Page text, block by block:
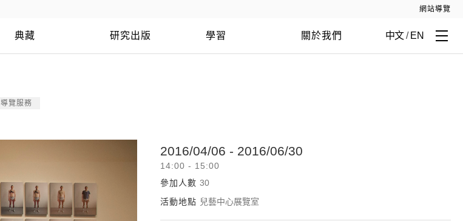
網站導覽
典藏 研究出版 學習 關於我們 中文 / EN
導覽服務
2016/04/06 - 2016/06/30
14:00 - 15:00
參加人數 30
活動地點 兒藝中心展覽室